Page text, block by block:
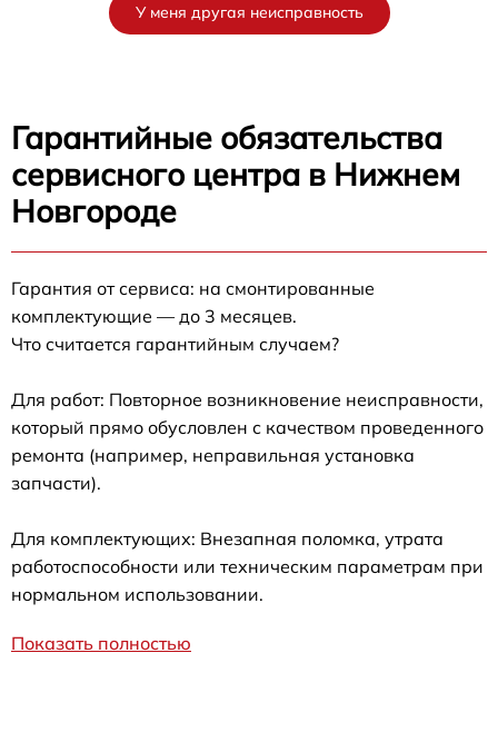
У меня другая неисправность
Гарантийные обязательства
сервисного центра в Нижнем
Новгороде
Гарантия от сервиса: на смонтированные
комплектующие — до 3 месяцев.
Что считается гарантийным случаем?
Для работ: Повторное возникновение неисправности,
который прямо обусловлен с качеством проведенного
ремонта (например, неправильная установка
запчасти).
Для комплектующих: Внезапная поломка, утрата
работоспособности или техническим параметрам при
нормальном использовании.
Показать полностью